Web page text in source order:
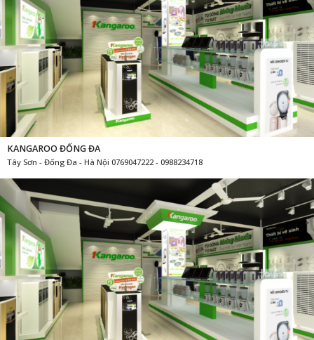
KANGAROO ĐỐNG ĐA
Tây Sơn - Đống Đa - Hà Nội 0769047222 - 0988234718